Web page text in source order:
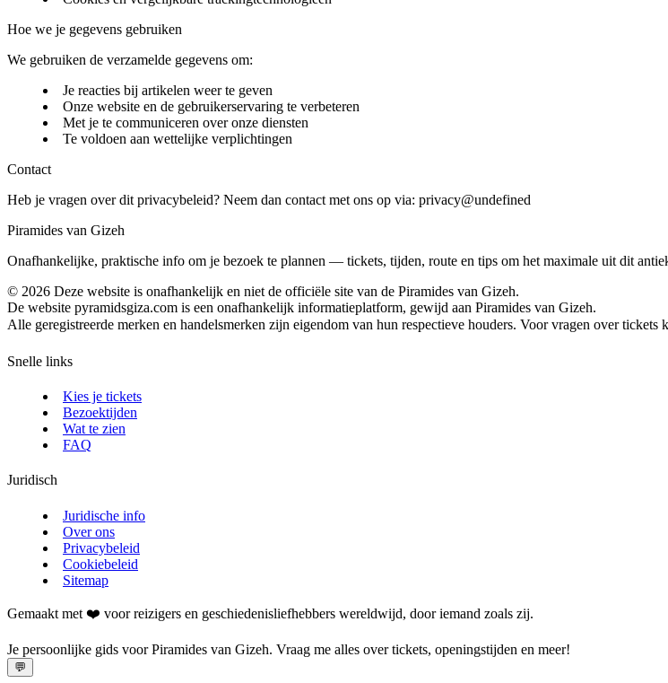
Hoe we je gegevens gebruiken
We gebruiken de verzamelde gegevens om:
Je reacties bij artikelen weer te geven
Onze website en de gebruikerservaring te verbeteren
Met je te communiceren over onze diensten
Te voldoen aan wettelijke verplichtingen
Contact
Heb je vragen over dit privacybeleid? Neem dan contact met ons op via: privacy@undefined
Piramides van Gizeh
Onafhankelijke, praktische info om je bezoek te plannen — tickets, tijden, route en tips om het maximale uit dit
© 2026 Deze website is onafhankelijk en niet de officiële site van de Piramides van Gizeh.
De website pyramidsgiza.com is een onafhankelijk informatieplatform, gewijd aan Piramides van Gizeh.
Alle geregistreerde merken en handelsmerken zijn eigendom van hun respectieve houders. Voor vragen over tickets
Snelle links
Kies je tickets
Bezoektijden
Wat te zien
FAQ
Juridisch
Juridische info
Over ons
Privacybeleid
Cookiebeleid
Sitemap
Gemaakt met ❤️ voor reizigers en geschiedenisliefhebbers wereldwijd, door iemand zoals zij.
Je persoonlijke gids voor Piramides van Gizeh. Vraag me alles over tickets, openingstijden en meer!
💬